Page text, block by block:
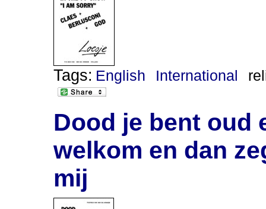
Tags: English International
Dood je bent oud
welkom en dan
mij